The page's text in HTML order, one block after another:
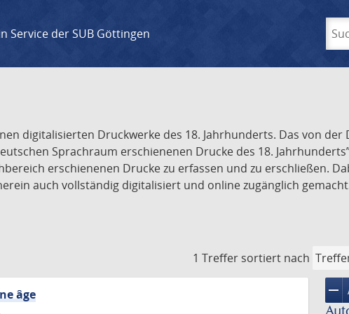
Service der SUB Göttingen
digitalisierten Druckwerke des 18. Jahrhunderts. Das von der
Sprachraum erschienenen Drucke des 18.
erschienenen Drucke zu erfassen und zu erschließen.
auch vollständig digitalisiert und online zugänglich
1 Treffer sortiert nach
remove
âge